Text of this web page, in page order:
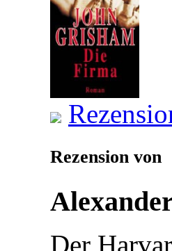
Rezension von
Der